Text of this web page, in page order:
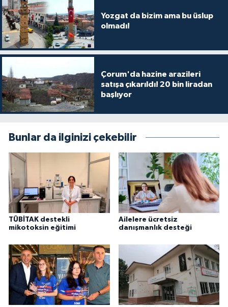
Yozgat da bizim ama bu üslup
olmadı!
Çorum'da hazine arazileri
satışa çıkarıldı! 20 bin liradan
başlıyor
Bunlar da ilginizi çekebilir
TÜBİTAK destekli
mikotoksin eğitimi
Ailelere ücretsiz
danışmanlık desteği